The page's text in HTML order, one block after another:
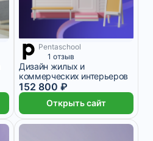
Pentaschool
1 отзыв
Дизайн жилых и
коммерческих интерьеров
152 800 ₽
Открыть сайт